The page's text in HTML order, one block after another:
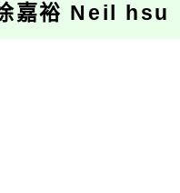
嘉裕 Neil hsu